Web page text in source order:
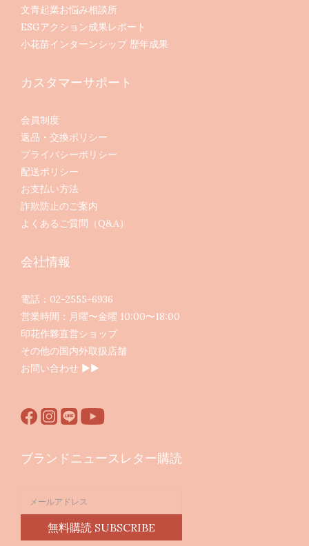
文青起業お悩み相談所
ESGアクション成果レポート
小花苗インターンシップ 歴年成果
カスタマーサポート
会員制度
返品・交換ポリシー
プライバシーポリシー
配送ポリシー
お支払い方法
詐欺防止のご案内
よくあるご質問（Q&A）
会社情報
電話：02-2555-6936
営業時間：月曜〜金曜 10:00〜18:00
印花作夥直営ショップ
その他の国内外取扱店舗
お問い合わせ ▶︎▶︎
ブランドニュースレター購読
無料購読 SUBSCRIBE